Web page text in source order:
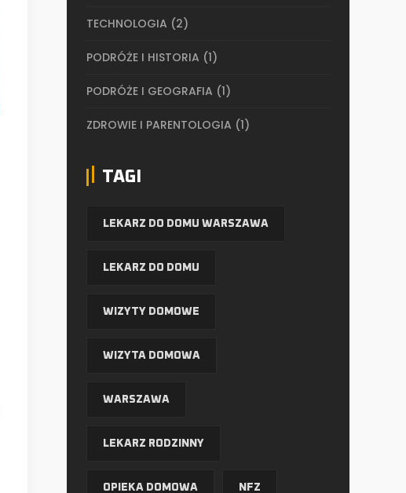
TECHNOLOGIA (2)
PODRÓŻE I HISTORIA (1)
PODRÓŻE I GEOGRAFIA (1)
ZDROWIE I PARENTOLOGIA (1)
TAGI
LEKARZ DO DOMU WARSZAWA
LEKARZ DO DOMU
WIZYTY DOMOWE
WIZYTA DOMOWA
WARSZAWA
LEKARZ RODZINNY
OPIEKA DOMOWA NFZ